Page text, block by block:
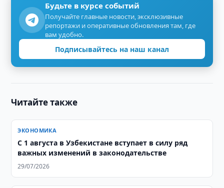
Будьте в курсе событий
Получайте главные новости, эксклюзивные
репортажи и оперативные обновления там, где
вам удобно.
Подписывайтесь на наш канал
Читайте также
ЭКОНОМИКА
С 1 августа в Узбекистане вступает в силу ряд
важных изменений в законодательстве
29/07/2026